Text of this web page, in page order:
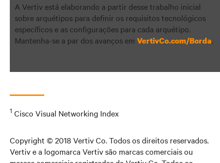
A Vertiv está elaborando a partir desse trabalho inicial
sobre arquétipos para definir os requisitos tecnológicos
específicos e as configurações para cada arquétipo.
Mantenha-se a par dos avanços em VertivCo.com/Borda.
1 Cisco Visual Networking Index
Copyright © 2018 Vertiv Co. Todos os direitos reservados.
Vertiv e a logomarca Vertiv são marcas comerciais ou